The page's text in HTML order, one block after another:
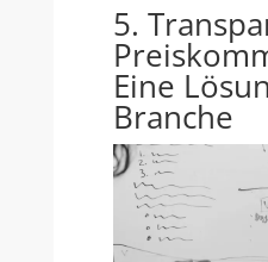
5.
Eine
Branche